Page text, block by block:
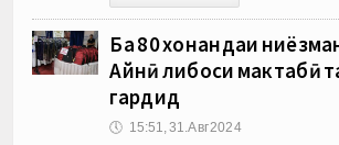
Ба 80 хонандаи
Айнӣ либоси мактабӣ
гардид
🕔 15:51, 31.Авг 2024